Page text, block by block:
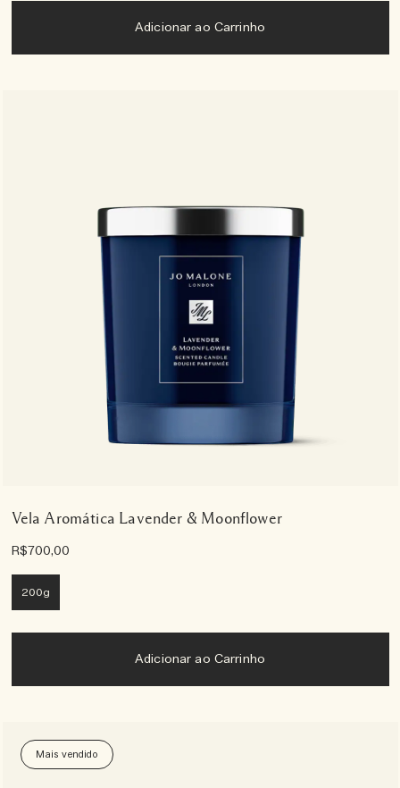
Adicionar ao Carrinho
Vela Aromática Lavender & Moonflower
R$700,00
200g
Adicionar ao Carrinho
Mais vendido